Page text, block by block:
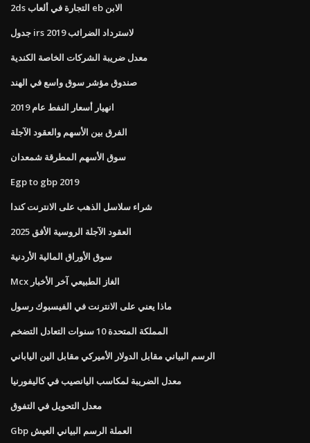
2ds التجارة في ألعاب eb الابن
جدول irs لاسترداد الضرائب 2019
معدل ضريبة الشركات الخاصة الكندية
صندوق مؤشر سوق واسع في الهند
انهيار أسعار النفط عام 2019
الفرق بين الأسهم والعقود الآجلة
سوق الأسهم المطرقة شمعدان
Egp to gbp 2019
شراء سلاسل الذهب على الانترنت كندا
العقود الآجلة الروسية الأفق 2025
سوق الأوراق المالية الأردنية
Mcx الغاز الطبيعي آخر الأخبار
ماذا يعني على الانترنت في الفيسبوك رسول
المملكة المتحدة 10 سنوات التعادل التضخم
الرسم البياني مقابل الدولار الأميركي مقابل الين الياباني
معدل الضريبة لمكاسب اليانصيب في كاليفورنيا
معدل التحويل في التفوق
Gbp العملة الرسم البياني العيش